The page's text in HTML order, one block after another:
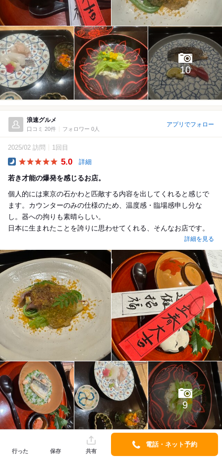
10
浪速グルメ
口コミ 20件 フォロワー 0人
アプリでフォロー
2025/02 訪問 1回目
5.0 詳細
若き才能の爆発を感じるお店。
個人的には東京の石かわと匹敵する内容を出してくれると感じで
ます。カウンターのみの仕様のため、温度感・臨場感申し分な
し。器への拘りも素晴らしい。
日本に生まれたことを誇りに思わせてくれる、そんなお店です。
詳細を見る
9
晴耕雨読な日々
行った 保存 共有
電話・ネット予約